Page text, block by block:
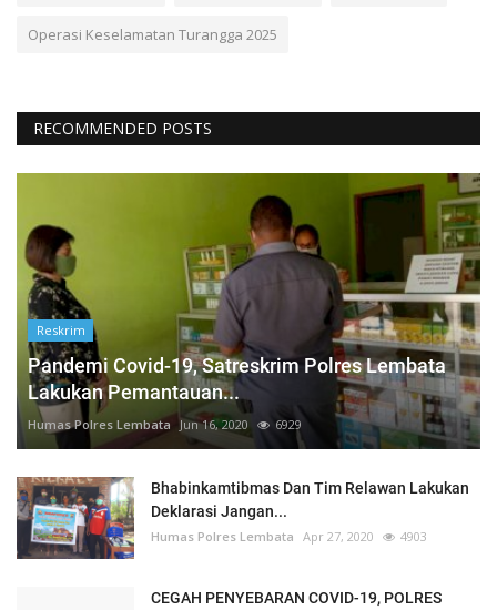
Operasi Keselamatan Turangga 2025
RECOMMENDED POSTS
Reskrim
Pandemi Covid-19, Satreskrim Polres Lembata
Lakukan Pemantauan...
Humas Polres Lembata Jun 16, 2020 6929
Bhabinkamtibmas Dan Tim Relawan Lakukan
Deklarasi Jangan...
Humas Polres Lembata Apr 27, 2020 4903
CEGAH PENYEBARAN COVID-19, POLRES